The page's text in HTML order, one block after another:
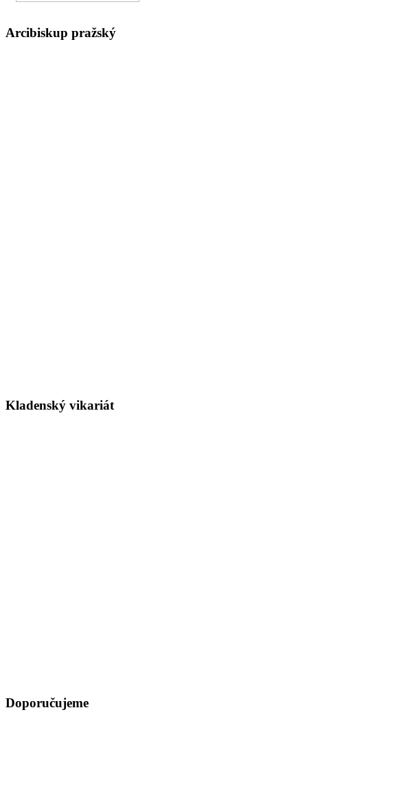
Arcibiskup pražský
Kladenský vikariát
Doporučujeme